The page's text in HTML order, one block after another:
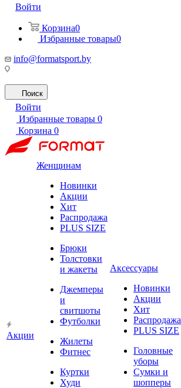
Войти
Корзина0
Избранные товары0
info@formatsport.by
Поиск
Войти
Избранные товары 0
Корзина 0
Акции
Женщинам
Новинки
Акции
Хит
Распродажа
PLUS SIZE
Брюки
Толстовки
и жакеты
Джемперы
и
свитшоты
Футболки
Жилеты
Фитнес
Куртки
Худи
Аксессуары
Новинки
Акции
Хит
Распродажа
PLUS SIZE
Головные
уборы
Сумки и
шопперы